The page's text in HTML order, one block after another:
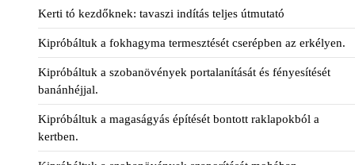
Kerti tó kezdőknek: tavaszi indítás teljes útmutató
Kipróbáltuk a fokhagyma termesztését cserépben az erkélyen.
Kipróbáltuk a szobanövények portalanítását és fényesítését
banánhéjjal.
Kipróbáltuk a magaságyás építését bontott raklapokból a
kertben.